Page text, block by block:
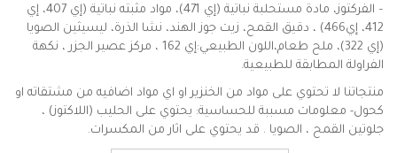
– الفركتوز، مادة مستحلبة نباتية (إي 471)، مواد مثبته نباتية (إي 407، إي
412، إي466) ، دقيق القمح، زيت جوز الهند، نشا الذرة، ليسيثين الصويا
(إي 322)، ملح طعام،اللون الطبيعي:إي 162 ، مركز عصير الجزر ، نكهة
الفراولة المطابقة للطبيعية.
منتجاتنا لا تحتوي على مواد من الخنزير او اي مواد اضافيه من مشتقاته او
كحول- معلومات مسببة للحساسية: يحتوي على الحليب (اللاكتوز) ،
جلوتين القمح ، الصويا . قد يحتوي على اثار من المكسرات.